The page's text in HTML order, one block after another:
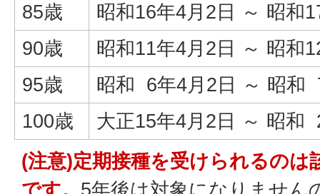
85歳
昭和16年4月2日 ～ 昭和
90歳
昭和11年4月2日 ～ 昭和
95歳
昭和 6年4月2日 ～ 昭和
100歳
大正15年4月2日 ～ 昭和
(注意)定期接種を受けられるのは
です。 5年後は対象になりません